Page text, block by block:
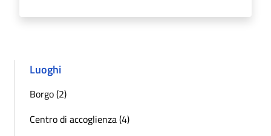
Luoghi
Borgo (2)
Centro di accoglienza (4)